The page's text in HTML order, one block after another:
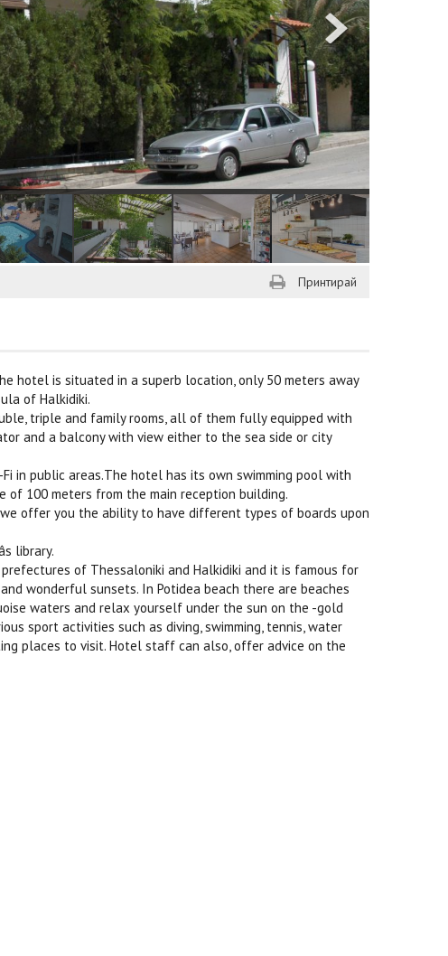
Принтирай
hotel is situated in a superb location, only 50 meters away
of Halkidiki.
triple and family rooms, all of them fully equipped with
and a balcony with view either to the sea side or city
in public areas.The hotel has its own swimming pool with
100 meters from the main reception building.
offer you the ability to have different types of boards upon
library.
prefectures of Thessaloniki and Halkidiki and it is famous for
wonderful sunsets. In Potidea beach there are beaches
waters and relax yourself under the sun on the -gold
sport activities such as diving, swimming, tennis, water
places to visit. Hotel staff can also, offer advice on the